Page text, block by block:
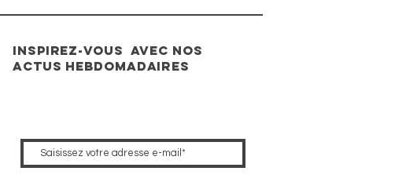
INSPIREZ-VOUS avec nos
actus hebdomadaires